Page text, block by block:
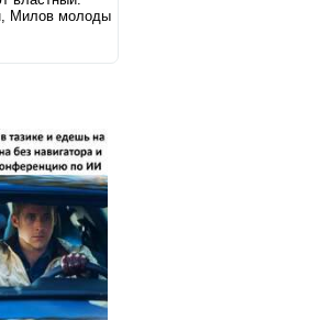
Милов молоды